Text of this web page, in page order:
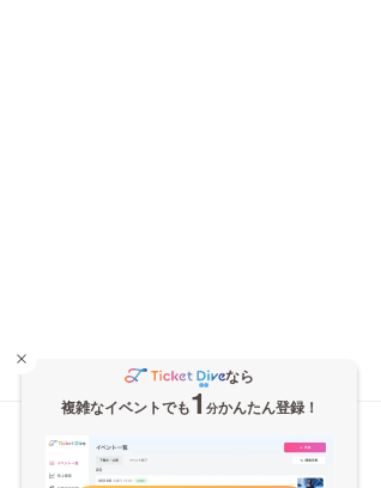
なら
複雑なイベントでも1 分かんたん登録！